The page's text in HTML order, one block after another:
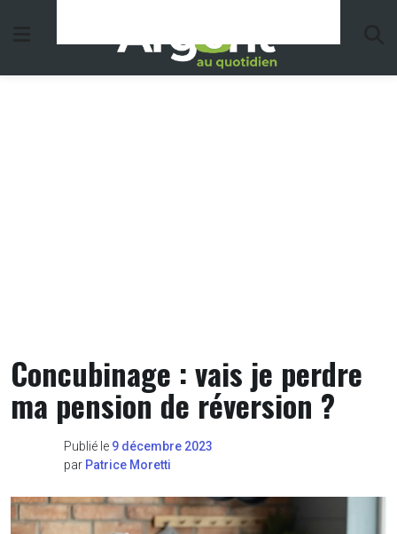
Concubinage : vais je perdre
ma pension de réversion ?
Publié le 9 décembre 2023
par Patrice Moretti